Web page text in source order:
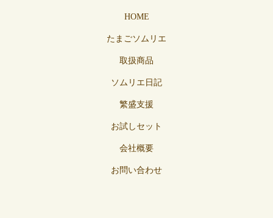
HOME
たまごソムリエ
取扱商品
ソムリエ日記
繁盛支援
お試しセット
会社概要
お問い合わせ